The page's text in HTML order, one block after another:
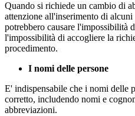
Quando si richiede un cambio di
attenzione all'inserimento di
potrebbero causare l'impossibilità
l'impossibilità di accogliere la
procedimento.
I nomi delle persone
E' indispensabile che i nomi delle
corretto, includendo nomi e
abbreviazioni.